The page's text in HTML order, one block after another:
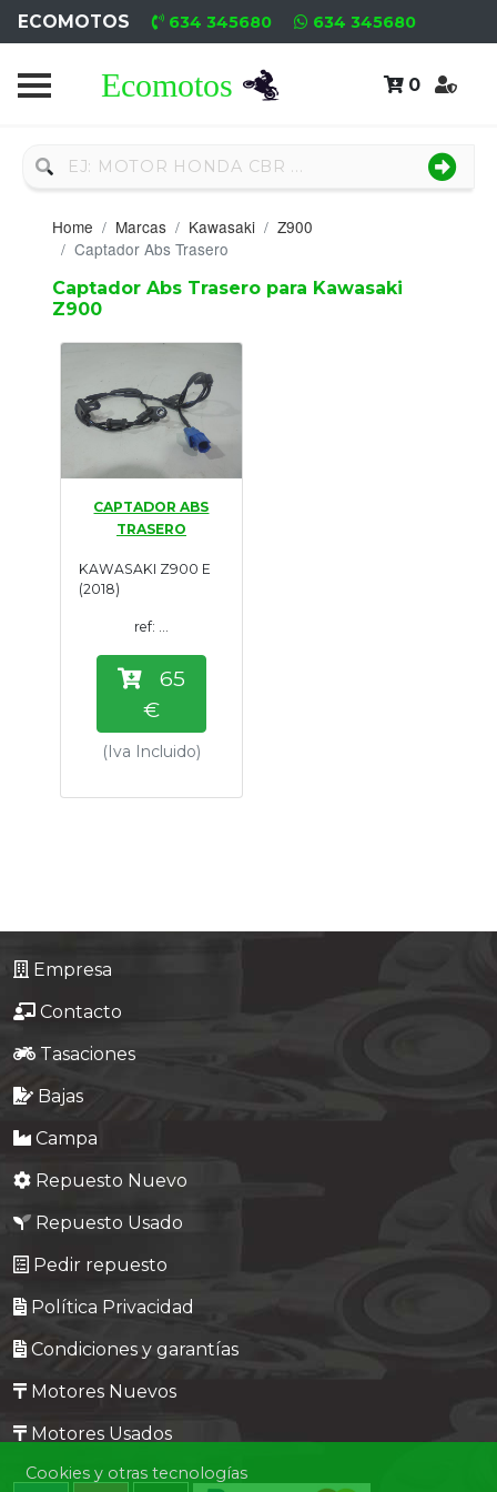
ECOMOTOS 634 345680 634 345680
0
Home
Nuevo
Neumáticos
Campa
Motores
Nuevos
Motores
Usados
Tasaciones
Formulario
Empresa
Contacto
Home Marcas Kawasaki
Z900
Captador Abs Trasero
Captador Abs Trasero para Kawasaki
Z900
CAPTADOR ABS
TRASERO
KAWASAKI Z900 E
(2018)
ref: ...
65
€
(Iva Incluido)
Empresa
Contacto
Tasaciones
Bajas
Campa
Repuesto Nuevo
Repuesto Usado
Pedir repuesto
Política Privacidad
Condiciones y garantías
Motores Nuevos
Motores Usados
Cookies y otras tecnologías